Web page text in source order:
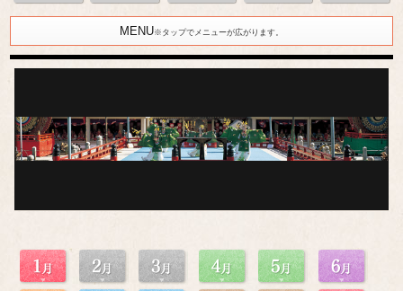
MENU※タップでメニューが広がります。